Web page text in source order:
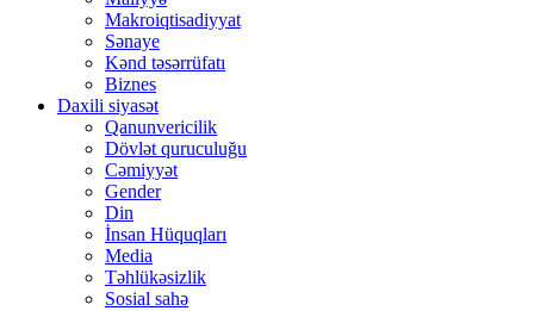
Makroiqtisadiyyat
Sənaye
Kənd təsərrüfatı
Biznes
Daxili siyasət
Qanunvericilik
Dövlət quruculuğu
Cəmiyyət
Gender
Din
İnsan Hüquqları
Media
Təhlükəsizlik
Sosial sahə